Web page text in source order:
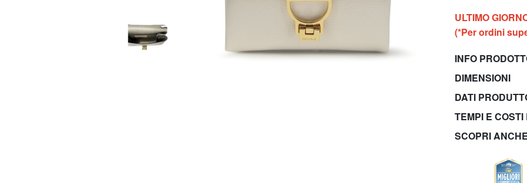
ULTIMO
(*Per ordini
INFO
DIMENSIONI
DATI
TEMPI E
SCOPRI